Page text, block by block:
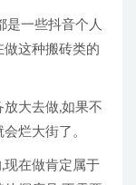
是一些抖音个人
做这种搬砖类的
大去做,如果不
烂大街了。
现在做肯定属于